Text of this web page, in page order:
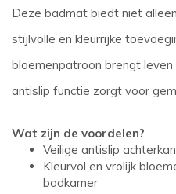
Deze badmat biedt niet
stijlvolle en kleurrijke
bloemenpatroon brengt
antislip functie zorgt voor
Wat zijn de voordelen?
Veilige antislip
Kleurvol en vrolijk
badkamer